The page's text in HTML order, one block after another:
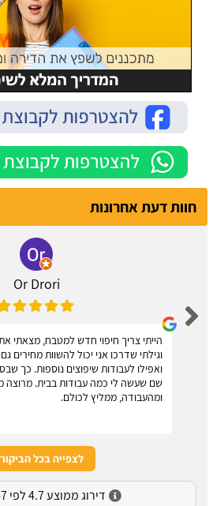
חוות דעת אחרונות
Or Drori
הייתי צריך חיפוי חדש למטבח, מצאתי
וגילתי שדרכו אני יכול להשוות מחירים
ואפילו לעבודות שיפוצים נוספות. כך
שם שעשה לי כמה עבודות בבית. מרוצה
ומהעבודה, ממליץ לכולם.
לצפייה בכל
דירוג ממוצע 4.7 לפי 747 דירוגים